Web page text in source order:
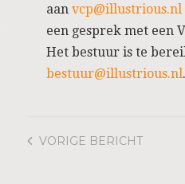
aan vcp@illustrious.nl
een gesprek met een
Het bestuur is te
bestuur@illustrious.nl.
VORIGE BERICHT